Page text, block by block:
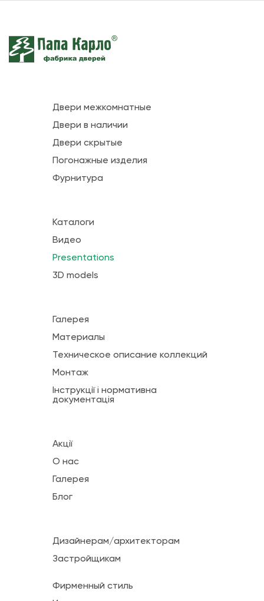
Двери межкомнатные
Двери в наличии
Двери скрытые
Погонажные изделия
Фурнитура
Каталоги
Видео
Presentations
3D models
Галерея
Материалы
Техническое описание коллекций
Монтаж
Інструкції і нормативна
документація
Акції
О нас
Галерея
Блог
Дизайнерам/архитекторам
Застройщикам
Фирменный стиль